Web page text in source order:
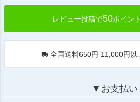
レビュー投稿で50ポイン
全国送料650円 11,000円以
▼お支払い